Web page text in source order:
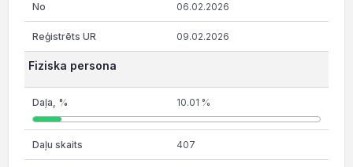
06.02.2026
09.02.2026
Fiziska persona
10.01 %
407